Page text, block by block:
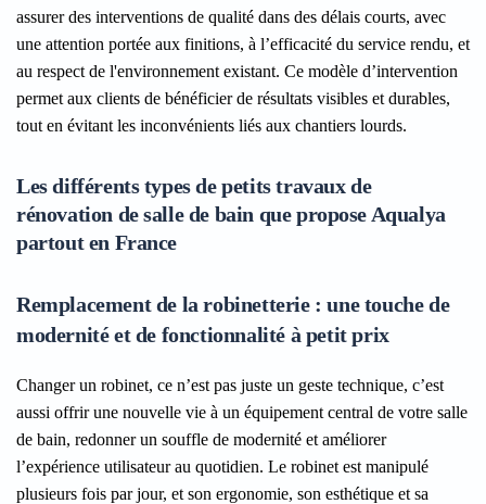
assurer des interventions de qualité dans des délais courts, avec
une attention portée aux finitions, à l’efficacité du service rendu, et
au respect de l'environnement existant. Ce modèle d’intervention
permet aux clients de bénéficier de résultats visibles et durables,
tout en évitant les inconvénients liés aux chantiers lourds.
Les différents types de petits travaux de
rénovation de salle de bain que propose Aqualya
partout en France
Remplacement de la robinetterie : une touche de
modernité et de fonctionnalité à petit prix
Changer un robinet, ce n’est pas juste un geste technique, c’est
aussi offrir une nouvelle vie à un équipement central de votre salle
de bain, redonner un souffle de modernité et améliorer
l’expérience utilisateur au quotidien. Le robinet est manipulé
plusieurs fois par jour, et son ergonomie, son esthétique et sa